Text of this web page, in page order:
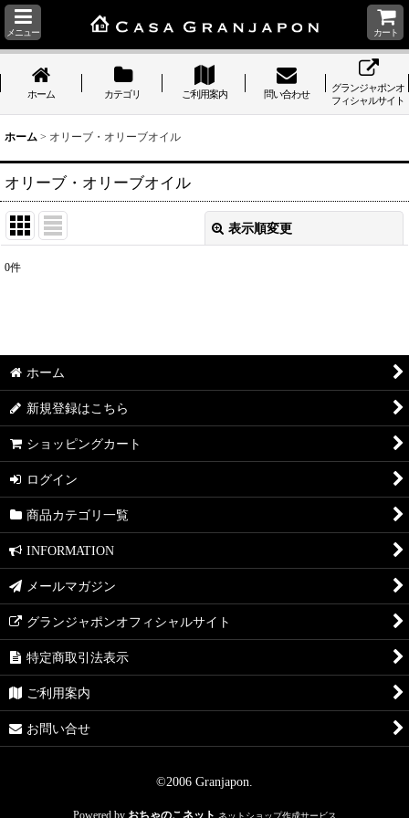
メニュー カート
ホーム カテゴリ ご利用案内 問い合わせ
グランジャポンオ
フィシャルサイト
ホーム > オリーブ・オリーブオイル
オリーブ・オリーブオイル
表示順変更
0件
ホーム
新規登録はこちら
ショッピングカート
ログイン
商品カテゴリ一覧
INFORMATION
メールマガジン
グランジャポンオフィシャルサイト
特定商取引法表示
ご利用案内
お問い合せ
©2006 Granjapon.
Powered by おちゃのこネット ネットショップ作成サービス